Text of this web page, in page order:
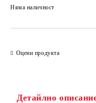
Няма наличност
Оцени продукта
Детайлно